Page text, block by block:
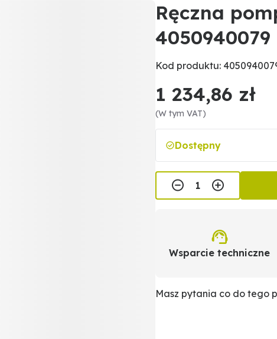
Ręczna
4050940079
Kod produktu:
1 234,86 zł
(W tym VAT)
Dostępny
Wsparcie techniczne
Masz pytania co do tego